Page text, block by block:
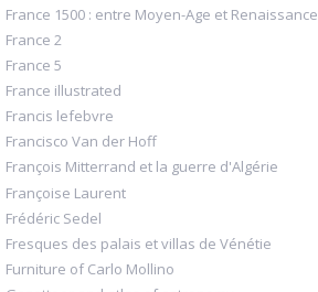
France 1500 : entre Moyen-Age et Renaissance
France 2
France 5
France illustrated
Francis lefebvre
Francisco Van der Hoff
François Mitterrand et la guerre d'Algérie
Françoise Laurent
Frédéric Sedel
Fresques des palais et villas de Vénétie
Furniture of Carlo Mollino